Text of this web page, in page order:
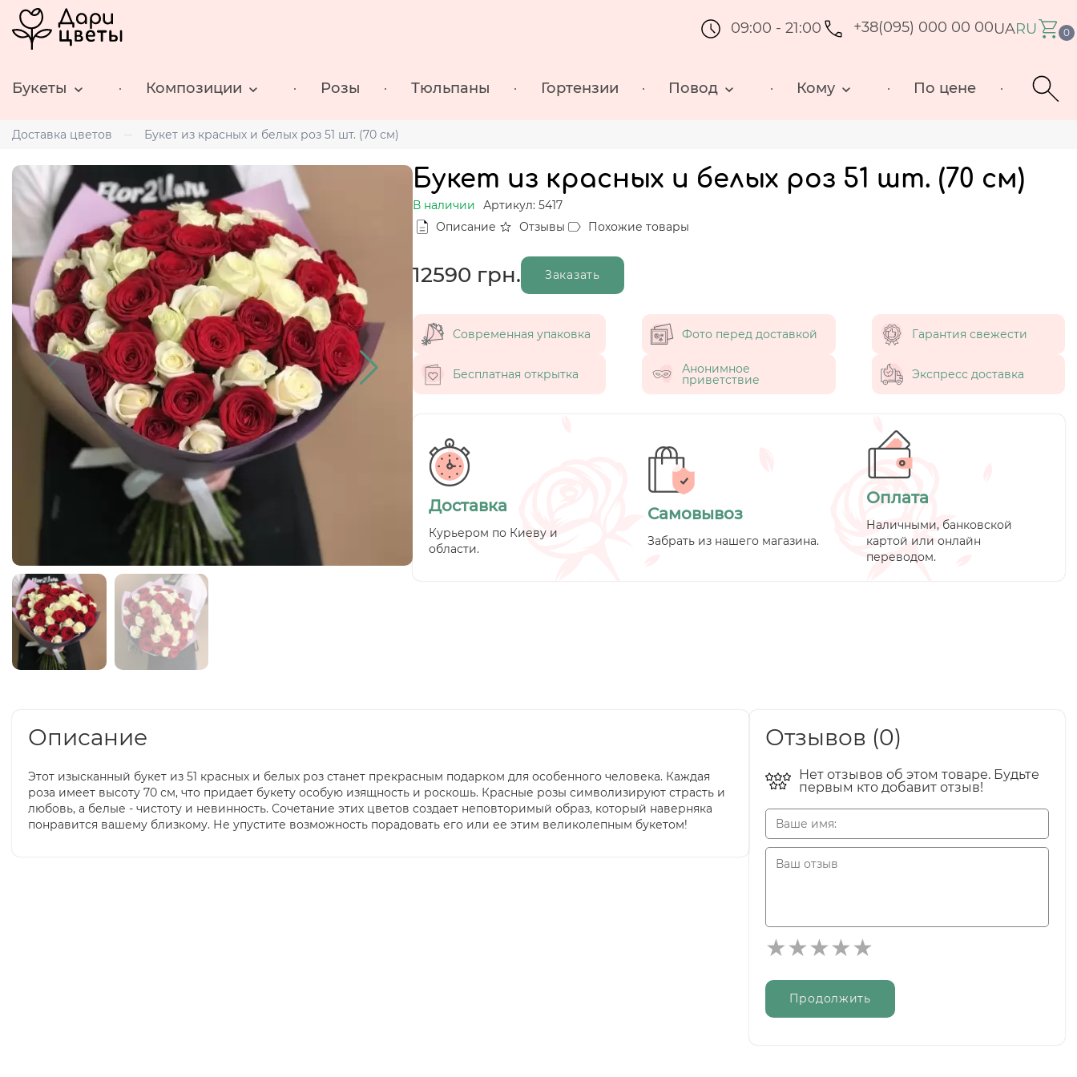
09:00 - 21:00 +38(095) 000 00 00UARU 0
Букеты Композиции Розы Тюльпаны Гортензии Повод Кому По цене
Доставка цветов Букет из красных и белых роз 51 шт. (70 см)
Букет из красных и белых роз 51 шт. (70 см)
В наличии
Артикул: 5417
Описание
Отзывы Похожие товары
12590 грн. Заказать
Современная упаковка Фото перед доставкой Гарантия свежести
Бесплатная открытка Анонимное
приветствие Экспресс доставка
Доставка
Курьером по Киеву и
области.
Самовывоз
Забрать из нашего магазина.
Оплата
Наличными, банковской
картой или онлайн
переводом.
Описание
Этот изысканный букет из 51 красных и белых роз станет прекрасным подарком для особенного человека. Каждая
роза имеет высоту 70 см, что придает букету особую изящность и роскошь. Красные розы символизируют страсть и
любовь, а белые - чистоту и невинность. Сочетание этих цветов создает неповторимый образ, который наверняка
понравится вашему близкому. Не упустите возможность порадовать его или ее этим великолепным букетом!
Отзывов (0)
Нет отзывов об этом товаре. Будьте
первым кто добавит отзыв!
Продолжить